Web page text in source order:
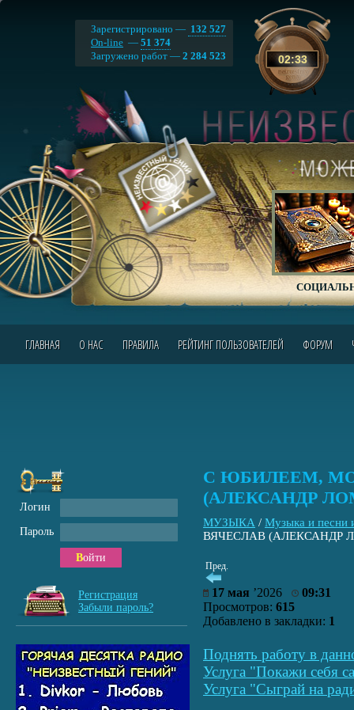
02:33
Зарегистрировано — 132 527
On-line — 51 374
Загружено работ — 2 284 523
ГЛАВНАЯ О НАС ПРАВИЛА РЕЙТИНГ ПОЛЬЗОВАТЕЛЕЙ ФОРУМ
С ЮБИЛЕЕМ,
(АЛЕКСАНДР
МУЗЫКА / Музыка и
ВЯЧЕСЛАВ (АЛЕКСАНДР
Пред.
17 мая ’2026
09:31
Просмотров: 615
Добавлено в закладки: 1
Поднять работу в
Услуга "Покажи себя
Услуга "Сыграй на
Логин
Пароль
Войти
Регистрация
Забыли пароль?